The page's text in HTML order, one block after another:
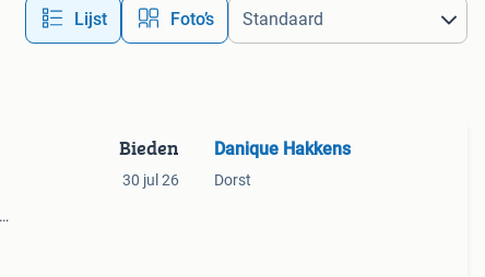
Lijst Foto’s
Bieden
30 jul 26
Danique Hakkens
Dorst